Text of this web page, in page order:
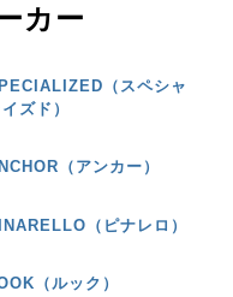
カー
（スペシャ
ズド）
（アンカー）
（ピナレロ）
（ルック）